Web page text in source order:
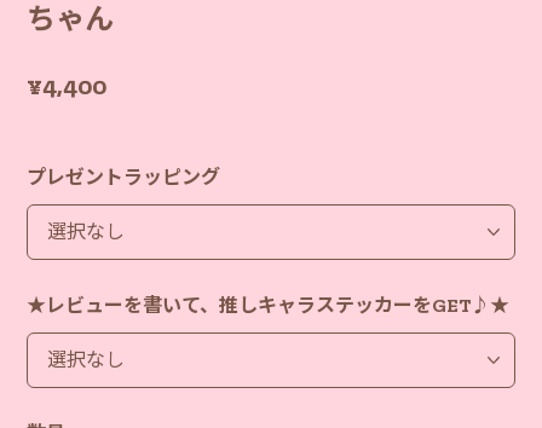
ちゃん
¥4,400
プレゼントラッピング
★レビューを書いて、推しキャラステッカーをGET♪★